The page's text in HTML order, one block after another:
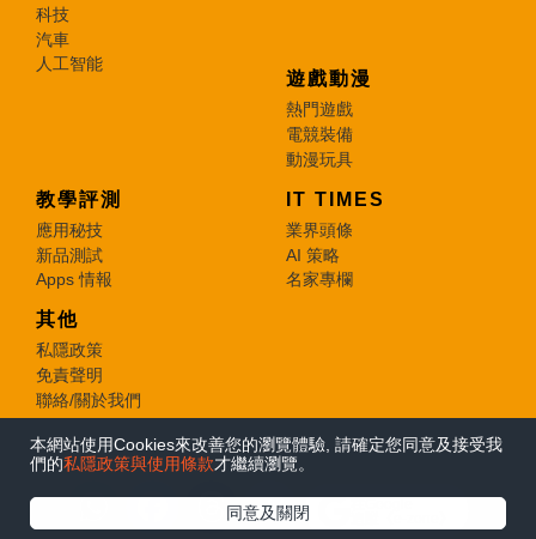
本網站使用Cookies來改善您的瀏覽體驗, 請確定您同意及接受我
們的私隱政策與使用條款才繼續瀏覽。
同意及關閉
科技
汽車
人工智能
遊戲動漫
熱門遊戲
電競裝備
動漫玩具
教學評測
應用秘技
新品測試
Apps 情報
IT TIMES
業界頭條
AI 策略
名家專欄
其他
私隱政策
免責聲明
聯絡/關於我們
© 2026 e-zone. All Rights Reserved.